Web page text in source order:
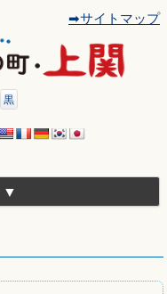
➡サイトマップ
黒